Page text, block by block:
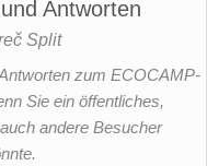
Antworten
Split
zum ECOCAMP-
Sie ein öffentliches,
andere Besucher